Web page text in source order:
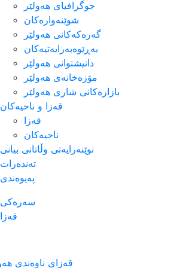
جوگرافیای هه‌ولێر
شوێنەوارەکان
گەرەکەکانی هەولێر
به‌ڕێوه‌به‌رایه‌تیه‌كان
دانیشتوانی هه‌ولێر
مۆزەخانەی هەولێر
بازارەکانی شاری هەولێر
قه‌زا و ناحیه‌كان
قه‌زا
ناحیه‌كان
نوێنه‌رایه‌تی وڵاتانی بیانی
ته‌نده‌رات
په‌یوه‌ندی
سەرەکی
قه‌زا